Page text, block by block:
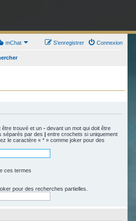
FORUM
mChat Connexion
S’enregistrer
être trouvé et un - devant un mot qui doit être
séparés par des | entre crochets si uniquement
le caractère « * » comme joker pour des
ces termes
pour des recherches partielles.